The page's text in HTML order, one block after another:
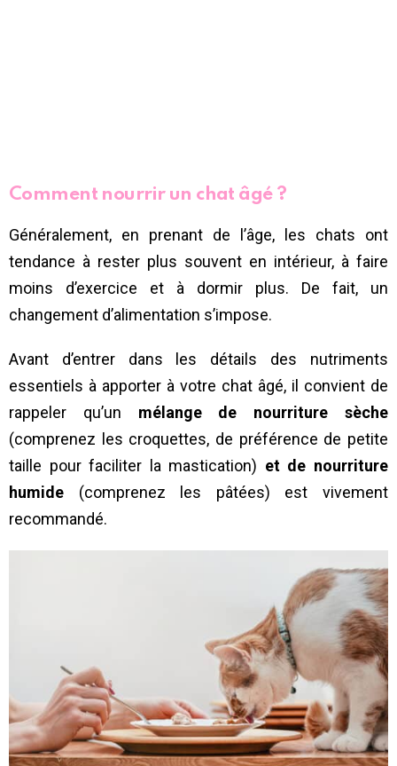
Comment nourrir un chat âgé ?
Généralement, en prenant de l’âge, les chats ont
tendance à rester plus souvent en intérieur, à faire
moins d’exercice et à dormir plus. De fait, un
changement d’alimentation s’impose.
Avant d’entrer dans les détails des nutriments
essentiels à apporter à votre chat âgé, il convient de
rappeler qu’un mélange de nourriture sèche
(comprenez les croquettes, de préférence de petite
taille pour faciliter la mastication) et de nourriture
humide (comprenez les pâtées) est vivement
recommandé.